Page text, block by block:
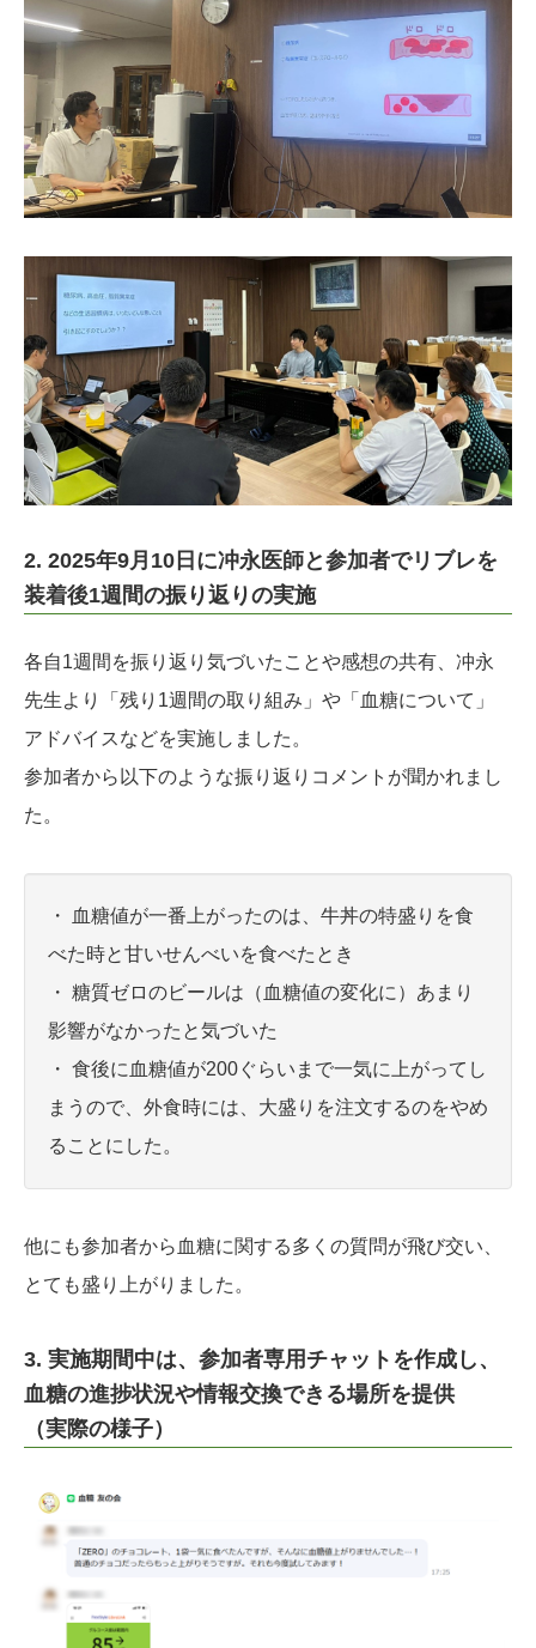
2. 2025年9月10日に冲永医師と参加者でリブレを
装着後1週間の振り返りの実施
各自1週間を振り返り気づいたことや感想の共有、冲永
先生より「残り1週間の取り組み」や「血糖について」
アドバイスなどを実施しました。
参加者から以下のような振り返りコメントが聞かれまし
た。
・ 血糖値が一番上がったのは、牛丼の特盛りを食
べた時と甘いせんべいを食べたとき
・ 糖質ゼロのビールは（血糖値の変化に）あまり
影響がなかったと気づいた
・ 食後に血糖値が200ぐらいまで一気に上がってし
まうので、外食時には、大盛りを注文するのをやめ
ることにした。
他にも参加者から血糖に関する多くの質問が飛び交い、
とても盛り上がりました。
3. 実施期間中は、参加者専用チャットを作成し、
血糖の進捗状況や情報交換できる場所を提供
（実際の様子）